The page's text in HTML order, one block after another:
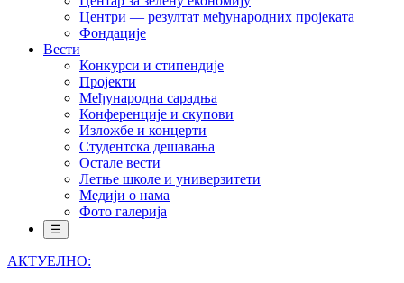
Центри — резултат међународних пројеката
Фондације
Вести
Конкурси и стипендије
Пројекти
Међународна сарадња
Конференције и скупови
Изложбе и концерти
Студентска дешавања
Остале вести
Летње школе и универзитети
Медији о нама
Фото галерија
☰
АКТУЕЛНО: